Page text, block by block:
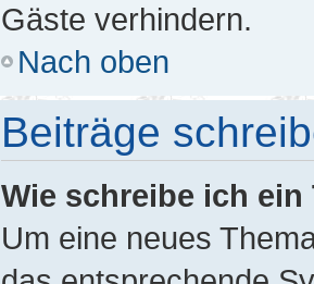
Gäste verhindern.
Nach oben
Beiträge
Wie schreibe ich ein
Um eine neues